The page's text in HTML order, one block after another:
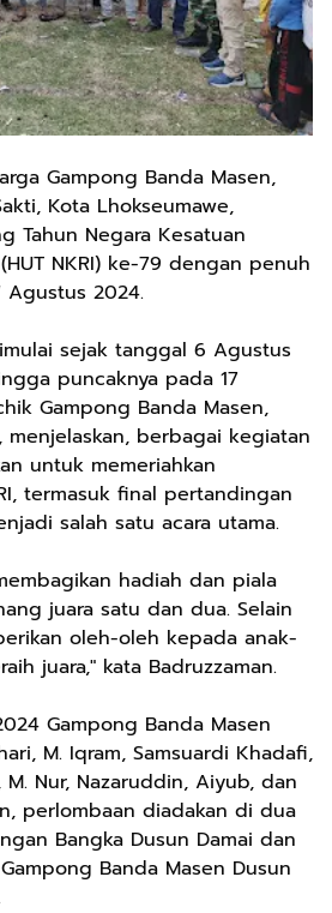
Gampong Banda Masen,
Kota Lhokseumawe,
Tahun Negara Kesatuan
NKRI) ke-79 dengan penuh
Agustus 2024.
sejak tanggal 6 Agustus
puncaknya pada 17
Gampong Banda Masen,
menjelaskan, berbagai kegiatan
untuk memeriahkan
termasuk final pertandingan
salah satu acara utama.
hadiah dan piala
juara satu dan dua. Selain
oleh-oleh kepada anak-
juara," kata Badruzzaman.
Gampong Banda Masen
M. Iqram, Samsuardi Khadafi,
M. Nur, Nazaruddin, Aiyub, dan
perlombaan diadakan di dua
Bangka Dusun Damai dan
Banda Masen Dusun